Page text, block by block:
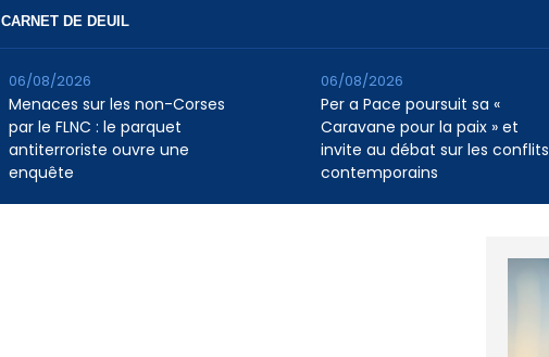
CARNET DE DEUIL
Menaces sur les non-Corses
par le FLNC : le parquet
antiterroriste ouvre une
enquête
06/08/2026
Per a Pace poursuit sa «
Caravane pour la paix » et
invite au débat sur les conflits
contemporains
06/08/2026